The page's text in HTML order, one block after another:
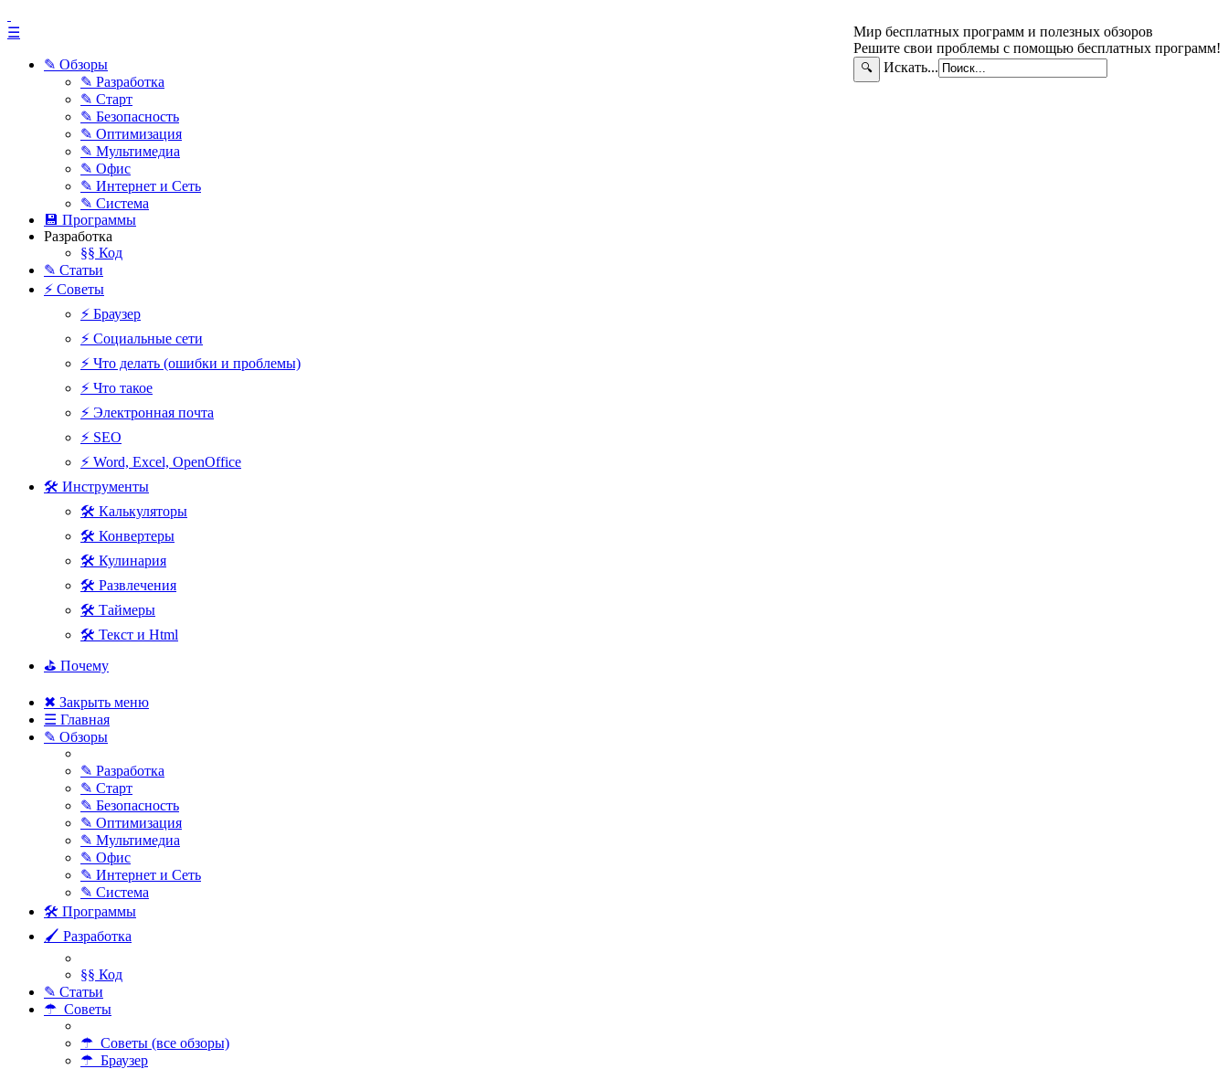
Мир бесплатных программ и полезных обзоров
Решите свои проблемы с помощью бесплатных программ!
🔍 Искать...
☰
✎ Обзоры
✎ Разработка
✎ Старт
✎ Безопасность
✎ Оптимизация
✎ Мультимедиа
✎ Офис
✎ Интернет и Сеть
✎ Система
💾 Программы
Разработка
§§ Код
✎ Статьи
⚡ Советы
⚡ Браузер
⚡ Социальные сети
⚡ Что делать (ошибки и проблемы)
⚡ Что такое
⚡ Электронная почта
⚡ SEO
⚡ Word, Excel, OpenOffice
🛠 Инструменты
🛠 Калькуляторы
🛠 Конвертеры
🛠 Кулинария
🛠 Развлечения
🛠 Таймеры
🛠 Текст и Html
⛳ Почему
✖ Закрыть меню
☰ Главная
✎ Обзоры
✎ Разработка
✎ Старт
✎ Безопасность
✎ Оптимизация
✎ Мультимедиа
✎ Офис
✎ Интернет и Сеть
✎ Система
🛠 Программы
🖌 Разработка
§§ Код
✎ Статьи
☂ Советы
☂ Советы (все обзоры)
☂ Браузер